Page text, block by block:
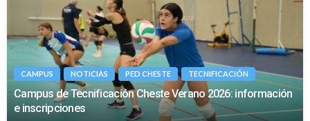
CAMPUS NOTICIAS PED CHESTE TECNIFICACIÓN
Campus de Tecnificación Cheste Verano 2026: información
e inscripciones